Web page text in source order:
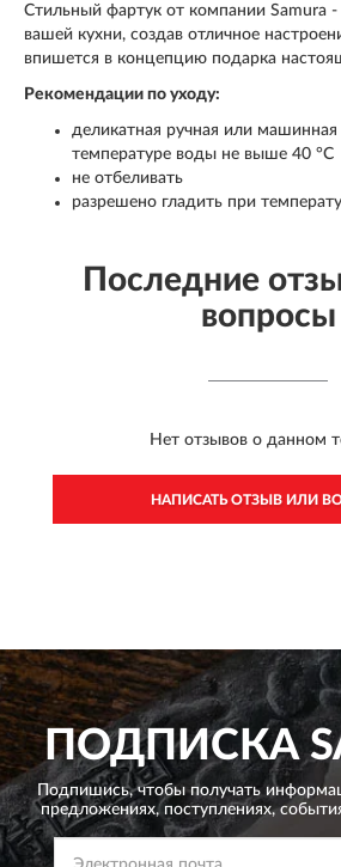
Стильный фартук от компании Samura
вашей кухни, создав отличное
впишется в концепцию подарка
Рекомендации по уходу:
деликатная ручная или машинная
температуре воды не выше 40 °С
не отбеливать
разрешено гладить при
Последние
вопросы
Нет отзывов о данном
НАПИСАТЬ ОТЗЫВ ИЛИ
ПОДПИСКА
Подпишись, чтобы получать
предложениях, поступлениях,